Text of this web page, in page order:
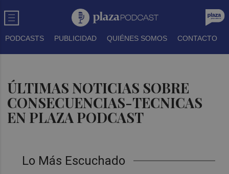
PODCASTS PUBLICIDAD QUIÉNES SOMOS CONTACTO
ÚLTIMAS NOTICIAS SOBRE
CONSECUENCIAS-TECNICAS
EN PLAZA PODCAST
Lo Más Escuchado